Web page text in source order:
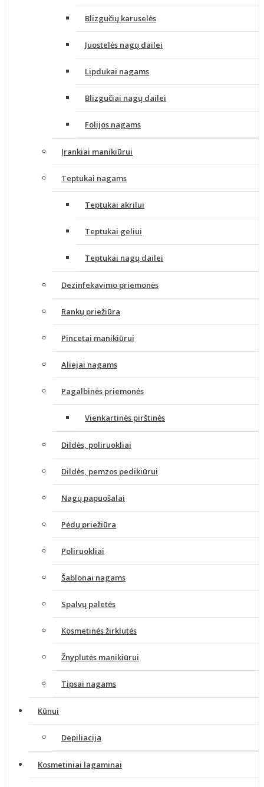
Blizgučių karuselės
Juostelės nagų dailei
Lipdukai nagams
Blizgučiai nagų dailei
Folijos nagams
Įrankiai manikiūrui
Teptukai nagams
Teptukai akrilui
Teptukai geliui
Teptukai nagų dailei
Dezinfekavimo priemonės
Rankų priežiūra
Pincetai manikiūrui
Aliejai nagams
Pagalbinės priemonės
Vienkartinės pirštinės
Dildės, poliruokliai
Dildės, pemzos pedikiūrui
Nagų papuošalai
Pėdų priežiūra
Poliruokliai
Šablonai nagams
Spalvų paletės
Kosmetinės žirklutės
Žnyplutės manikiūrui
Tipsai nagams
Kūnui
Depiliacija
Kosmetiniai lagaminai